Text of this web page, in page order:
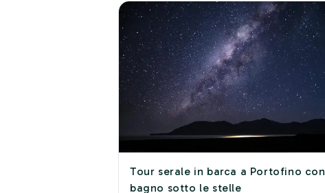
Tour serale in barca a Portofino con
bagno sotto le stelle